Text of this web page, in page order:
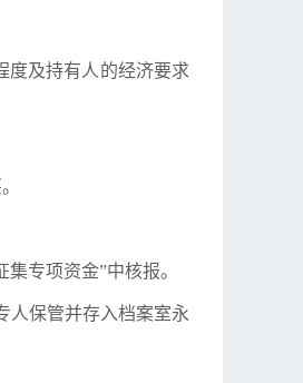
度及持有人的经济要求
专项资金”中核报。
人保管并存入档案室永